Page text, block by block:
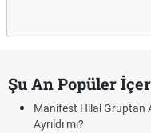
Şu An Popüler
Manifest Hilal Gruptan
Ayrıldı mı?